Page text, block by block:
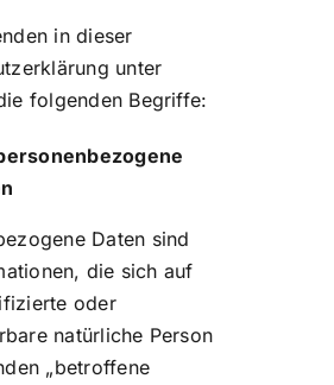
in dieser
unter
folgenden Begriffe:
Daten sind
die sich auf
oder
natürliche Person
„betroffene